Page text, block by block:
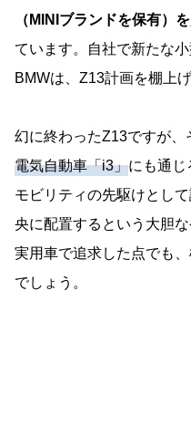
（MINIブランドを保有）
ています。自社で新たな
BMWは、Z13計画を棚上
幻に終わったZ13ですが
電気自動車「i3」にも通じ
モビリティの先駆けとし
央に配置するという大胆
実用車で追求した点でも
でしょう。